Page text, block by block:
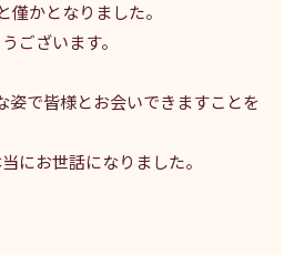
僅かとなりました。
ございます。
姿で皆様とお会いできますことを
にお世話になりました。